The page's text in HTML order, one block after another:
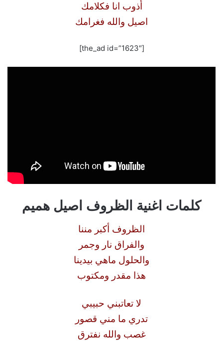
أذوب انا فكلامك
اصيل والله فغرامك
[the_ad id=”1623″]
كلمات اغنية الظروف اصيل هميم
الظروف أكبر مننا
والفراق نار وجمر
والحلول ماهي بيدينا
هذا مقدر ومكتوب
لا تعاتبني حبيبي
تدري ما مني قصور
غصب والله نفترق